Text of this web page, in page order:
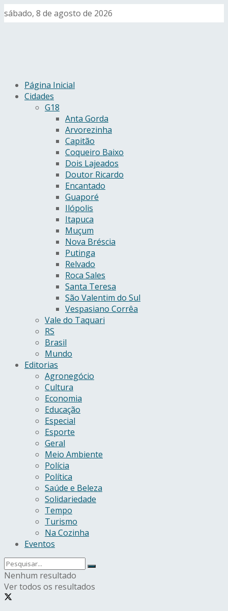
sábado, 8 de agosto de 2026
Página Inicial
Cidades
G18
Anta Gorda
Arvorezinha
Capitão
Coqueiro Baixo
Dois Lajeados
Doutor Ricardo
Encantado
Guaporé
Ilópolis
Itapuca
Muçum
Nova Bréscia
Putinga
Relvado
Roca Sales
Santa Teresa
São Valentim do Sul
Vespasiano Corrêa
Vale do Taquari
RS
Brasil
Mundo
Editorias
Agronegócio
Cultura
Economia
Educação
Especial
Esporte
Geral
Meio Ambiente
Polícia
Política
Saúde e Beleza
Solidariedade
Tempo
Turismo
Na Cozinha
Eventos
Nenhum resultado
Ver todos os resultados